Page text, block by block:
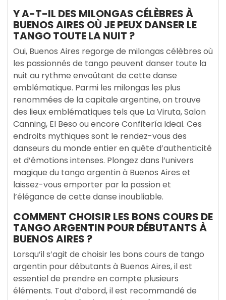
Y A-T-IL DES MILONGAS CÉLÈBRES À
BUENOS AIRES OÙ JE PEUX DANSER LE
TANGO TOUTE LA NUIT ?
Oui, Buenos Aires regorge de milongas célèbres où
les passionnés de tango peuvent danser toute la
nuit au rythme envoûtant de cette danse
emblématique. Parmi les milongas les plus
renommées de la capitale argentine, on trouve
des lieux emblématiques tels que La Viruta, Salon
Canning, El Beso ou encore Confitería Ideal. Ces
endroits mythiques sont le rendez-vous des
danseurs du monde entier en quête d’authenticité
et d’émotions intenses. Plongez dans l’univers
magique du tango argentin à Buenos Aires et
laissez-vous emporter par la passion et
l’élégance de cette danse inoubliable.
COMMENT CHOISIR LES BONS COURS DE
TANGO ARGENTIN POUR DÉBUTANTS À
BUENOS AIRES ?
Lorsqu’il s’agit de choisir les bons cours de tango
argentin pour débutants à Buenos Aires, il est
essentiel de prendre en compte plusieurs
éléments. Tout d’abord, il est recommandé de